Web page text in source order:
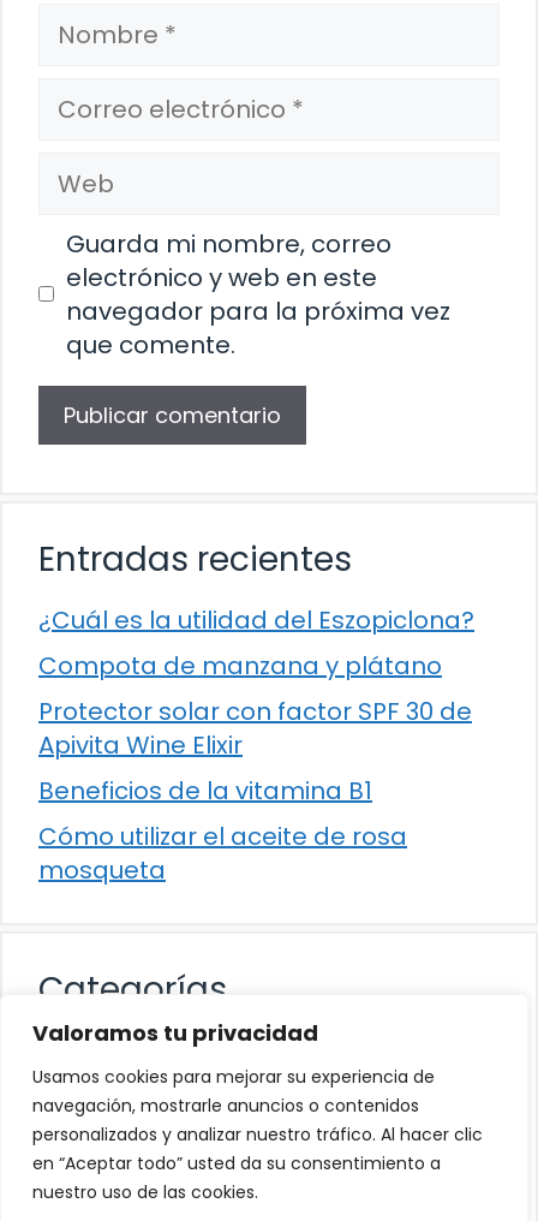
Valoramos tu privacidad
Usamos cookies para mejorar su experiencia de
navegación, mostrarle anuncios o contenidos
personalizados y analizar nuestro tráfico. Al hacer clic
en “Aceptar todo” usted da su consentimiento a
nuestro uso de las cookies.
Nombre
Correo
electrónico
Web
Guarda mi nombre, correo
electrónico y web en este
navegador para la próxima vez
que comente.
Entradas recientes
¿Cuál es la utilidad del Eszopiclona?
Compota de manzana y plátano
Protector solar con factor SPF 30 de
Apivita Wine Elixir
Beneficios de la vitamina B1
Cómo utilizar el aceite de rosa
mosqueta
Categorías
Alimentación
Destacados
Hogar
Salud